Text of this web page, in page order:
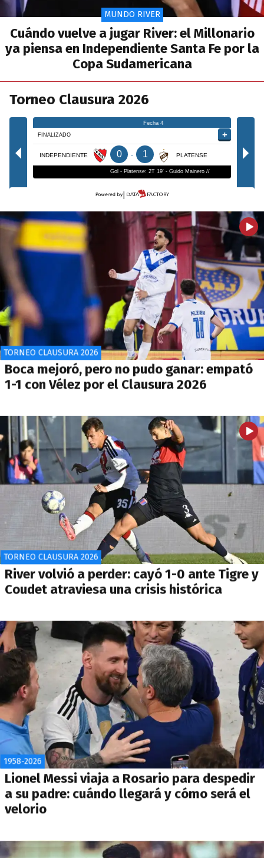
MUNDO RIVER
Cuándo vuelve a jugar River: el Millonario
ya piensa en Independiente Santa Fe por la
Copa Sudamericana
Torneo Clausura 2026
TORNEO CLAUSURA 2026
Boca mejoró, pero no pudo ganar: empató
1-1 con Vélez por el Clausura 2026
TORNEO CLAUSURA 2026
River volvió a perder: cayó 1-0 ante Tigre y
Coudet atraviesa una crisis histórica
1958-2026
Lionel Messi viaja a Rosario para despedir
a su padre: cuándo llegará y cómo será el
velorio